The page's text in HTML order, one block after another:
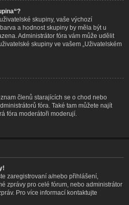
skupiny, vaše výchozí
a hodnost skupiny by měla být u
Administrátor fóra vám může udělit
skupiny ve vašem „Uživatelském
členů starajících se o chod nebo
fóra. Také tam můžete najít
fóra moderátoři moderují.
zaregistrovaní a/nebo přihlášení,
zprávy pro celé fórum, nebo administrátor
Pro více informací kontaktujte